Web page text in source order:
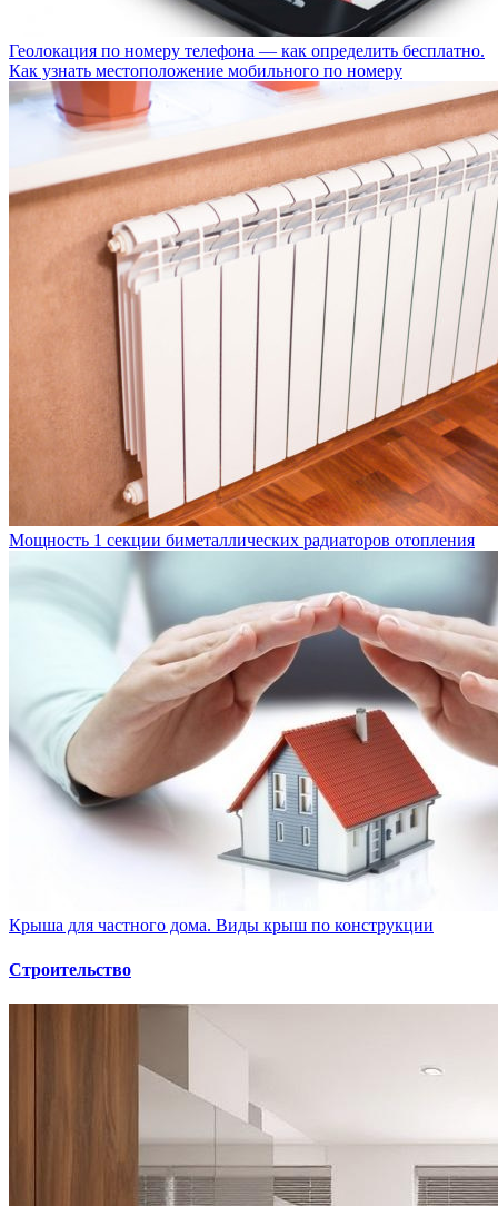
Геолокация по номеру телефона — как определить бесплатно.
Как узнать местоположение мобильного по номеру
Мощность 1 секции биметаллических радиаторов отопления
Крыша для частного дома. Виды крыш по конструкции
Строительство